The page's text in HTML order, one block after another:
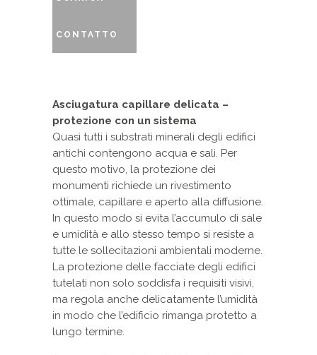
CONTATTO
Asciugatura capillare delicata –
protezione con un sistema
Quasi tutti i substrati minerali degli edifici
antichi contengono acqua e sali. Per
questo motivo, la protezione dei
monumenti richiede un rivestimento
ottimale, capillare e aperto alla diffusione.
In questo modo si evita l’accumulo di sale
e umidità e allo stesso tempo si resiste a
tutte le sollecitazioni ambientali moderne.
La protezione delle facciate degli edifici
tutelati non solo soddisfa i requisiti visivi,
ma regola anche delicatamente l’umidità
in modo che l’edificio rimanga protetto a
lungo termine.